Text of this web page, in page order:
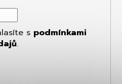
s podmínkami
.